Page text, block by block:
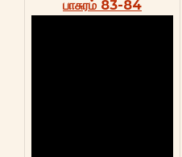
பாசுரம் 83-84